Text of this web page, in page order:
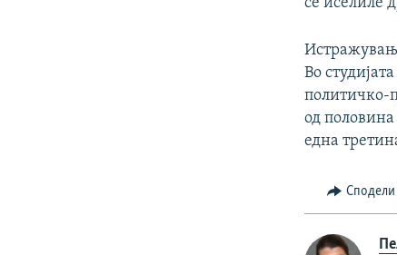
Во
политичко-
од
една
Сподели